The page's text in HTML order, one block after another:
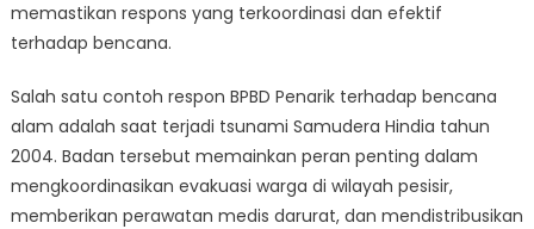
memastikan respons yang terkoordinasi dan efektif
terhadap bencana.
Salah satu contoh respon BPBD Penarik terhadap bencana
alam adalah saat terjadi tsunami Samudera Hindia tahun
2004. Badan tersebut memainkan peran penting dalam
mengkoordinasikan evakuasi warga di wilayah pesisir,
memberikan perawatan medis darurat, dan mendistribusikan